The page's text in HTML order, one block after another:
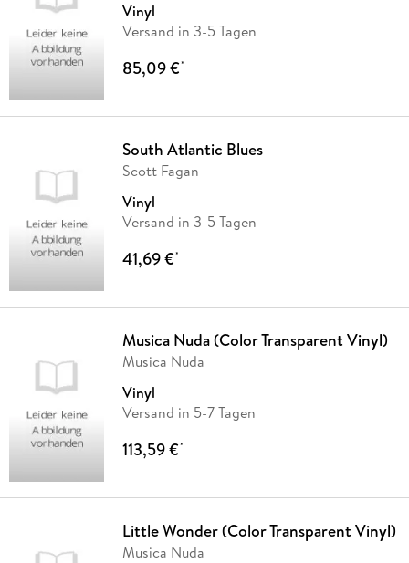
Vinyl
Versand in 3-5 Tagen
85,09 €*
South Atlantic Blues
Scott Fagan
Vinyl
Versand in 3-5 Tagen
41,69 €*
Musica Nuda (Color Transparent Vinyl)
Musica Nuda
Vinyl
Versand in 5-7 Tagen
113,59 €*
Little Wonder (Color Transparent Vinyl)
Musica Nuda